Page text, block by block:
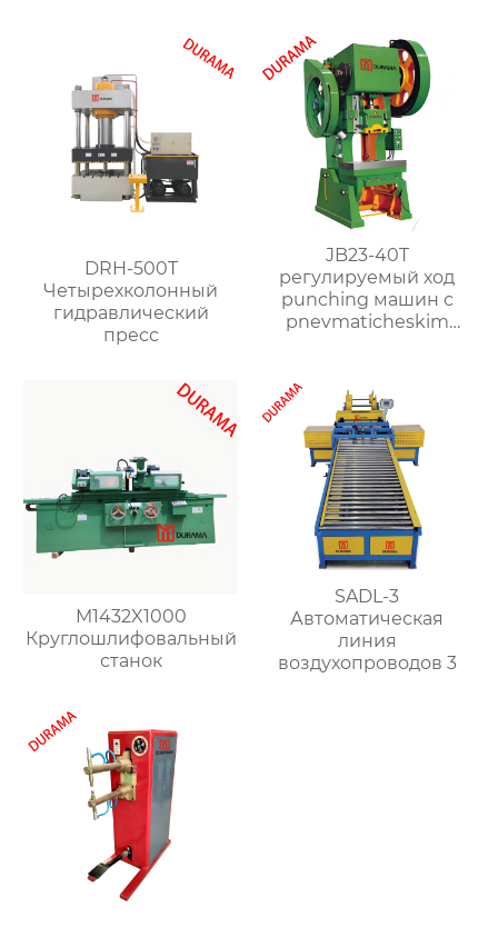
листового металла
DRH-500T
Четырехколонный
гидравлический
пресс
JB23-40T
регулируемый ход
punching машин с
pnevmaticheskim
M1432X1000
Круглошлифовальный
станок
SADL-3
Автоматическая
линия
воздухопроводов 3